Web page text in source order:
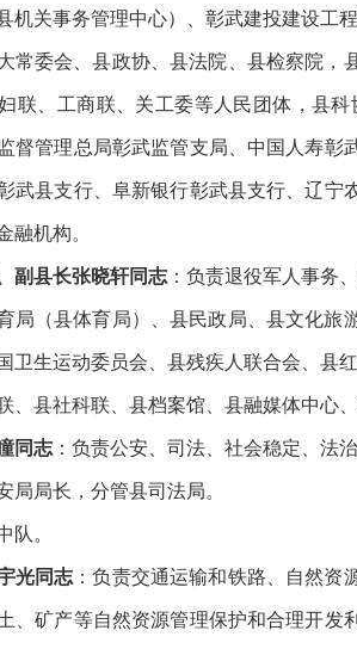
机关事务管理中心）、彰武建投建设工
常委会、县政协、县法院、县检察院，
联、工商联、关工委等人民团体，县
督管理总局彰武监管支局、中国人寿
武县支行、阜新银行彰武县支行、辽
融机构。
副县长张晓轩同志 ：负责退役军人事务
局（县体育局）、县民政局、县文化旅
卫生运动委员会、县残疾人联合会、县
、县社科联、县档案馆、县融媒体中心
同志 ：负责公安、司法、社会稳定、法
局局长，分管县司法局。
队。
光同志 ：负责交通运输和铁路、自然
、矿产等自然资源管理保护和合理开